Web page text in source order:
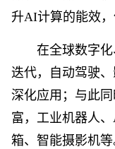
升AI计算的能效，
在全球数字
迭代，自动驾驶
深化应用；与此
富，工业机器人
箱、智能摄影机等